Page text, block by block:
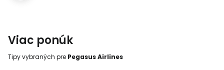
Viac ponúk
Tipy vybraných pre Pegasus Airlines